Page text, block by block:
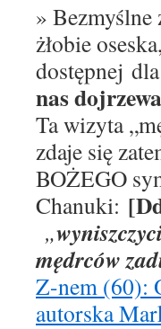
» Bezmyślne
żłobie
dostępnej
nas
Ta wizyta
zdaje się
BOŻEGO
Chanuki:
„
mędrców
Z-nem (60):
autorska